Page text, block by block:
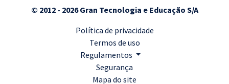
© 2012 - 2026 Gran Tecnologia e Educação S/A
Política de privacidade
Termos de uso
Regulamentos
Segurança
Mapa do site